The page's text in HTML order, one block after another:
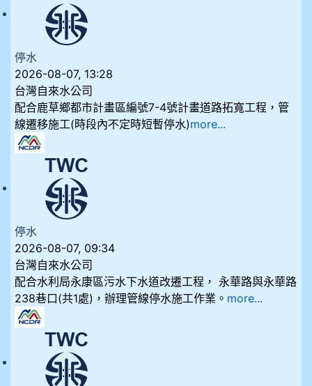
停水
2026-08-07, 13:28
台灣自來水公司
配合鹿草鄉都市計畫區編號7-4號計畫道路拓寬工程，管
線遷移施工(時段內不定時短暫停水)more...
停水
2026-08-07, 09:34
台灣自來水公司
配合水利局永康區污水下水道改遷工程， 永華路與永華路
238巷口(共1處)，辦理管線停水施工作業。 more...